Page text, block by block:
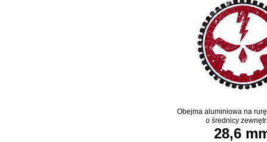
Obejma aluminiowa na
o średnicy
28,6